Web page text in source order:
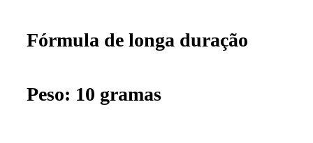
Fórmula de longa duração
Peso: 10 gramas